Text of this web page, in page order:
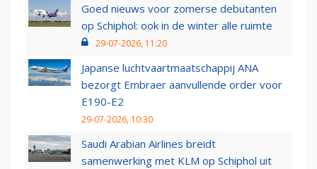
Goed nieuws voor zomerse debutanten
op Schiphol: ook in de winter alle ruimte
29-07-2026, 11:20
Japanse luchtvaartmaatschappij ANA
bezorgt Embraer aanvullende order voor
E190-E2
29-07-2026, 10:30
Saudi Arabian Airlines breidt
samenwerking met KLM op Schiphol uit